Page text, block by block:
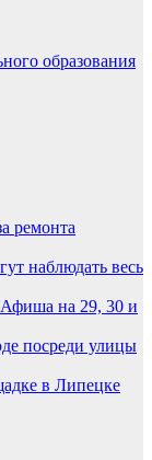
образования
ремонта
наблюдать весь
на 29, 30 и
посреди улицы
в Липецке